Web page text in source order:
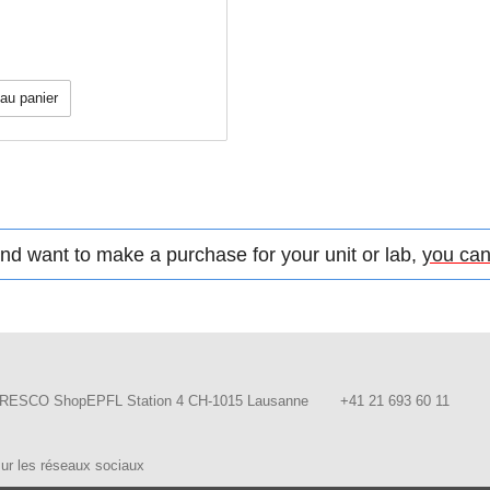
panier
want to make a purchase for your unit or lab,you
RESCO ShopEPFL Station 4 CH-1015 Lausanne +41 21 693 60 11
les réseaux sociaux